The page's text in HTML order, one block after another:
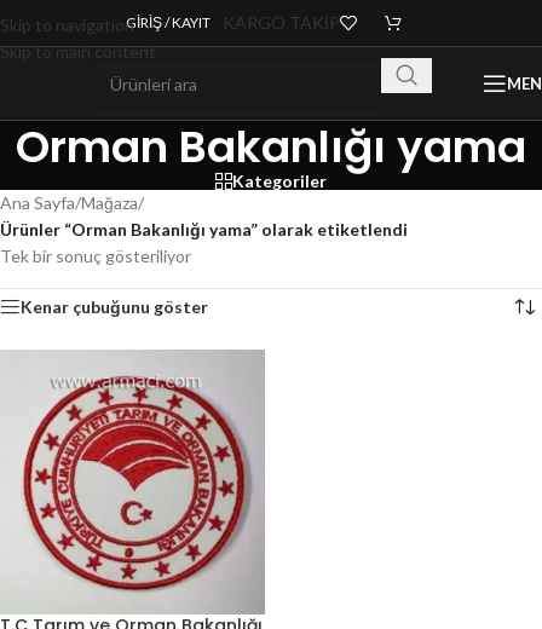
Skip to navigation
Skip to main content
GIRIŞ / KAYIT KARGO TAKİP
Orman Bakanlığı yama
Kategoriler
Ana Sayfa/Mağaza/
Ürünler “Orman Bakanlığı yama” olarak etiketlendi
Tek bir sonuç gösteriliyor
Kenar çubuğunu göster